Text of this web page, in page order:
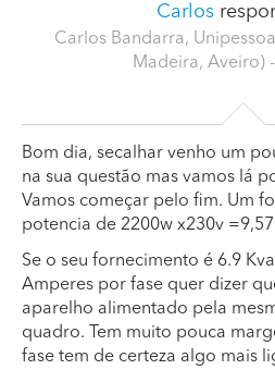
Carlos
Carlos Bandarra,
Madeira, Aveiro)
Bom dia, secalhar venho um
na sua questão mas vamos lá
Vamos começar pelo fim. Um
potencia de 2200w x230v
Se o seu fornecimento é 6.9
Amperes por fase quer dizer
aparelho alimentado pela
quadro. Tem muito pouca
fase tem de certeza algo mais